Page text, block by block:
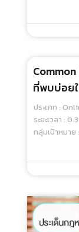
ที่พบบ่อย
ประเภท :
ระยะเวลา :
กลุ่มเป้าหมา